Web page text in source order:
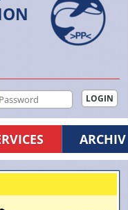
ARCHIV